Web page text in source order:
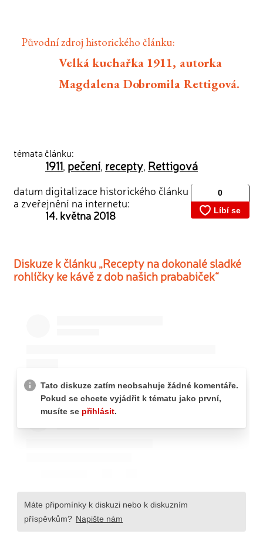
Původní zdroj historického článku:
Velká kuchařka 1911, autorka
Magdalena Dobromila Rettigová.
témata článku:
1911, pečení, recepty, Rettigová
datum digitalizace historického článku
a zveřejnění na internetu:
14. května 2018
Diskuze k článku „Recepty na dokonalé sladké
rohlíčky ke kávě z dob našich prababiček“